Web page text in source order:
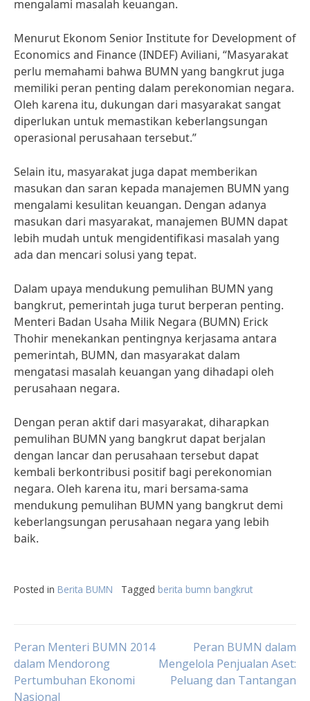
mengalami masalah keuangan.
Menurut Ekonom Senior Institute for Development of
Economics and Finance (INDEF) Aviliani, “Masyarakat
perlu memahami bahwa BUMN yang bangkrut juga
memiliki peran penting dalam perekonomian negara.
Oleh karena itu, dukungan dari masyarakat sangat
diperlukan untuk memastikan keberlangsungan
operasional perusahaan tersebut.”
Selain itu, masyarakat juga dapat memberikan
masukan dan saran kepada manajemen BUMN yang
mengalami kesulitan keuangan. Dengan adanya
masukan dari masyarakat, manajemen BUMN dapat
lebih mudah untuk mengidentifikasi masalah yang
ada dan mencari solusi yang tepat.
Dalam upaya mendukung pemulihan BUMN yang
bangkrut, pemerintah juga turut berperan penting.
Menteri Badan Usaha Milik Negara (BUMN) Erick
Thohir menekankan pentingnya kerjasama antara
pemerintah, BUMN, dan masyarakat dalam
mengatasi masalah keuangan yang dihadapi oleh
perusahaan negara.
Dengan peran aktif dari masyarakat, diharapkan
pemulihan BUMN yang bangkrut dapat berjalan
dengan lancar dan perusahaan tersebut dapat
kembali berkontribusi positif bagi perekonomian
negara. Oleh karena itu, mari bersama-sama
mendukung pemulihan BUMN yang bangkrut demi
keberlangsungan perusahaan negara yang lebih
baik.
Posted in Berita BUMN Tagged berita bumn bangkrut
Post
navigation
Peran Menteri BUMN 2014
dalam Mendorong
Pertumbuhan Ekonomi
Nasional
Peran BUMN dalam
Mengelola Penjualan Aset:
Peluang dan Tantangan